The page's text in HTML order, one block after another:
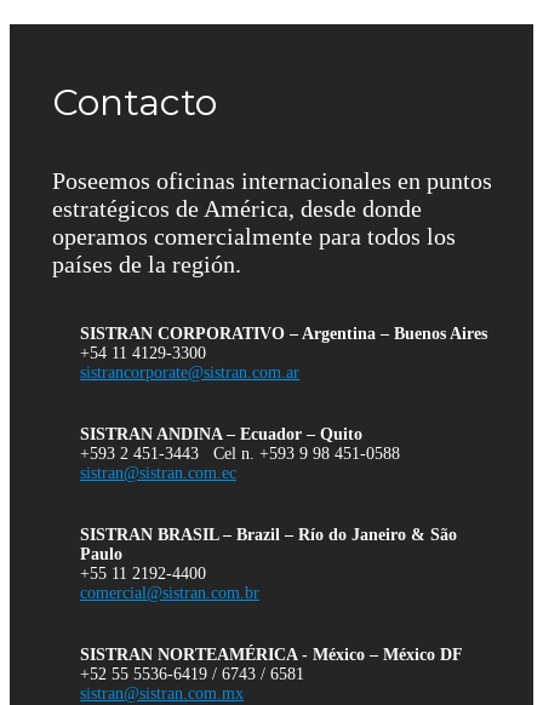
Contacto
Poseemos oficinas internacionales en puntos
estratégicos de América, desde donde
operamos comercialmente para todos los
países de la región.
SISTRAN CORPORATIVO – Argentina – Buenos Aires
+54 11 4129-3300
sistrancorporate@sistran.com.ar
SISTRAN ANDINA – Ecuador – Quito
+593 2 451-3443 Cel n. +593 9 98 451-0588
sistran@sistran.com.ec
SISTRAN BRASIL – Brazil – Río do Janeiro & São
Paulo
+55 11 2192-4400
comercial@sistran.com.br
SISTRAN NORTEAMÉRICA - México – México DF
+52 55 5536-6419 / 6743 / 6581
sistran@sistran.com.mx